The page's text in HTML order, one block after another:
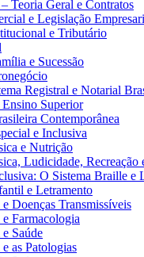
Teoria Geral e Contratos
e Legislação
e Tributário
e Sucessão
Registral e Notarial
Superior
Contemporânea
e Inclusiva
e Nutrição
Ludicidade, Recreação
O Sistema Braille e
e Letramento
Doenças Transmissíveis
Farmacologia
Saúde
as Patologias